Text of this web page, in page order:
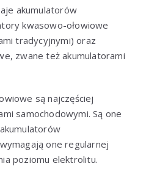
akumulatorów
kwasowo-ołowiowe
tradycyjnymi) oraz
zwane też akumulatorami
są najczęściej
samochodowymi. Są one
one regularnej
poziomu elektrolitu.